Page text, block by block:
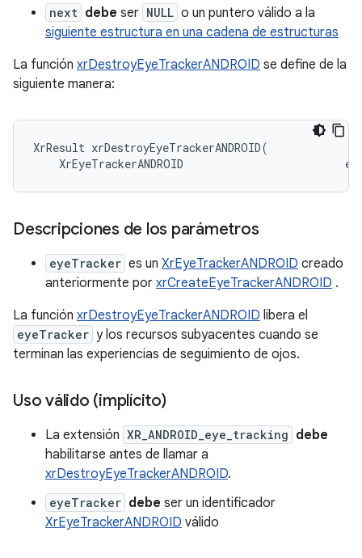
next debe ser NULL o un puntero válido a la
siguiente estructura en una cadena de estructuras
La función xrDestroyEyeTrackerANDROID se define de la
siguiente manera:
XrResult xrDestroyEyeTrackerANDROID(
Descripciones de los parámetros
eyeTracker es un XrEyeTrackerANDROID creado
anteriormente por xrCreateEyeTrackerANDROID .
La función xrDestroyEyeTrackerANDROID libera el
eyeTracker y los recursos subyacentes cuando se
terminan las experiencias de seguimiento de ojos.
Uso válido (implícito)
La extensión XR_ANDROID_eye_tracking debe
habilitarse antes de llamar a
xrDestroyEyeTrackerANDROID.
eyeTracker debe ser un identificador
XrEyeTrackerANDROID válido